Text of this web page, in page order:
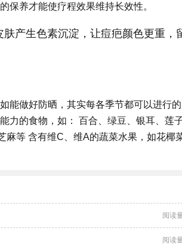
保养才能使疗程效果维持长效性。
产生色素沉淀，让痘疤颜色更重，
能做好防晒，其实每各季节都可以进行
力的食物，如： 百合、绿豆、银耳、莲
麻等 含有维C、维A的蔬菜水果，如花椰
阅读
阅读